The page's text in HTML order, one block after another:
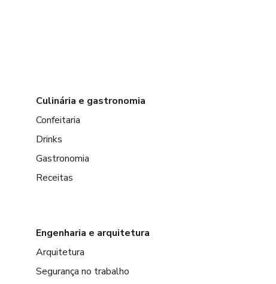
Culinária e gastronomia
Confeitaria
Drinks
Gastronomia
Receitas
Engenharia e arquitetura
Arquitetura
Segurança no trabalho